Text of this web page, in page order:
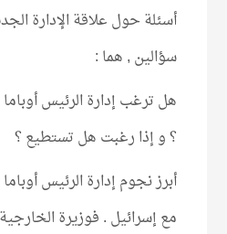
أسئلة حول علاقة الإدارة
سؤالين , هما :
هل ترغب إدارة الرئيس
؟ و إذا رغبت هل تستطيع ؟
أبرز نجوم إدارة الرئيس
مع إسرائيل . فوزيرة